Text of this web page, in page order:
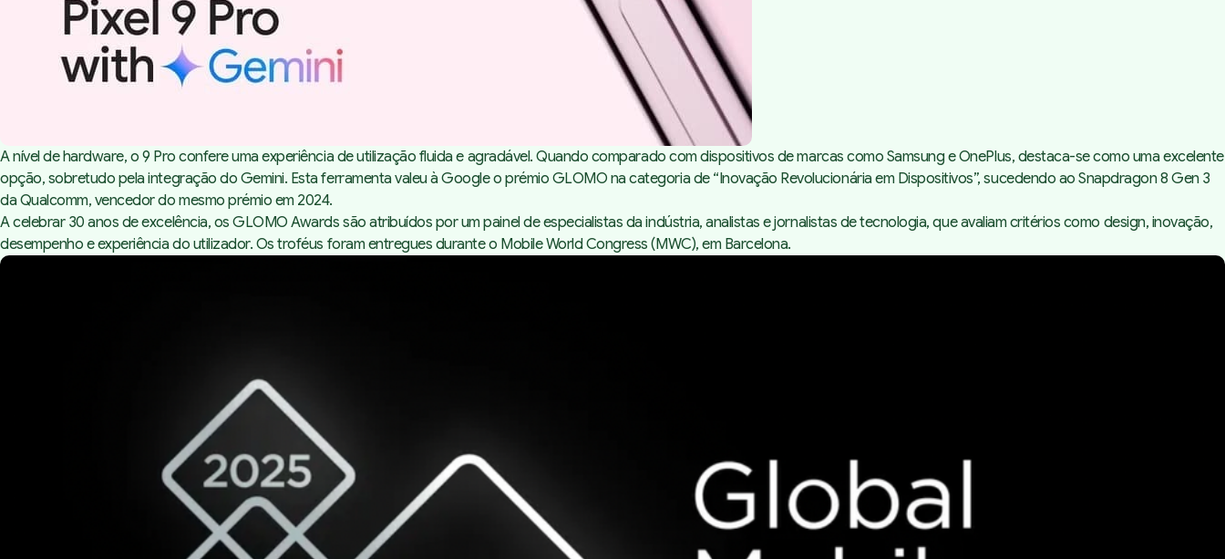
A nível de hardware, o 9 Pro confere uma experiência de utilização fluida e agradável. Quando comparado com dispositivos de marcas como Samsung e OnePlus, destaca-se como uma excelente
opção, sobretudo pela integração do Gemini. Esta ferramenta valeu à Google o prémio GLOMO na categoria de “Inovação Revolucionária em Dispositivos”, sucedendo ao Snapdragon 8 Gen 3
da Qualcomm, vencedor do mesmo prémio em 2024.
A celebrar 30 anos de excelência, os GLOMO Awards são atribuídos por um painel de especialistas da indústria, analistas e jornalistas de tecnologia, que avaliam critérios como design, inovação,
desempenho e experiência do utilizador. Os troféus foram entregues durante o Mobile World Congress (MWC), em Barcelona.